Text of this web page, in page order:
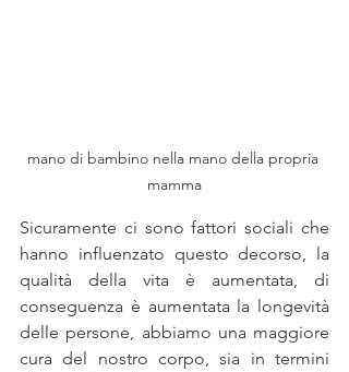
mano di bambino nella mano della propria
mamma
Sicuramente ci sono fattori sociali che
hanno influenzato questo decorso, la
qualità della vita è aumentata, di
conseguenza è aumentata la longevità
delle persone, abbiamo una maggiore
cura del nostro corpo, sia in termini